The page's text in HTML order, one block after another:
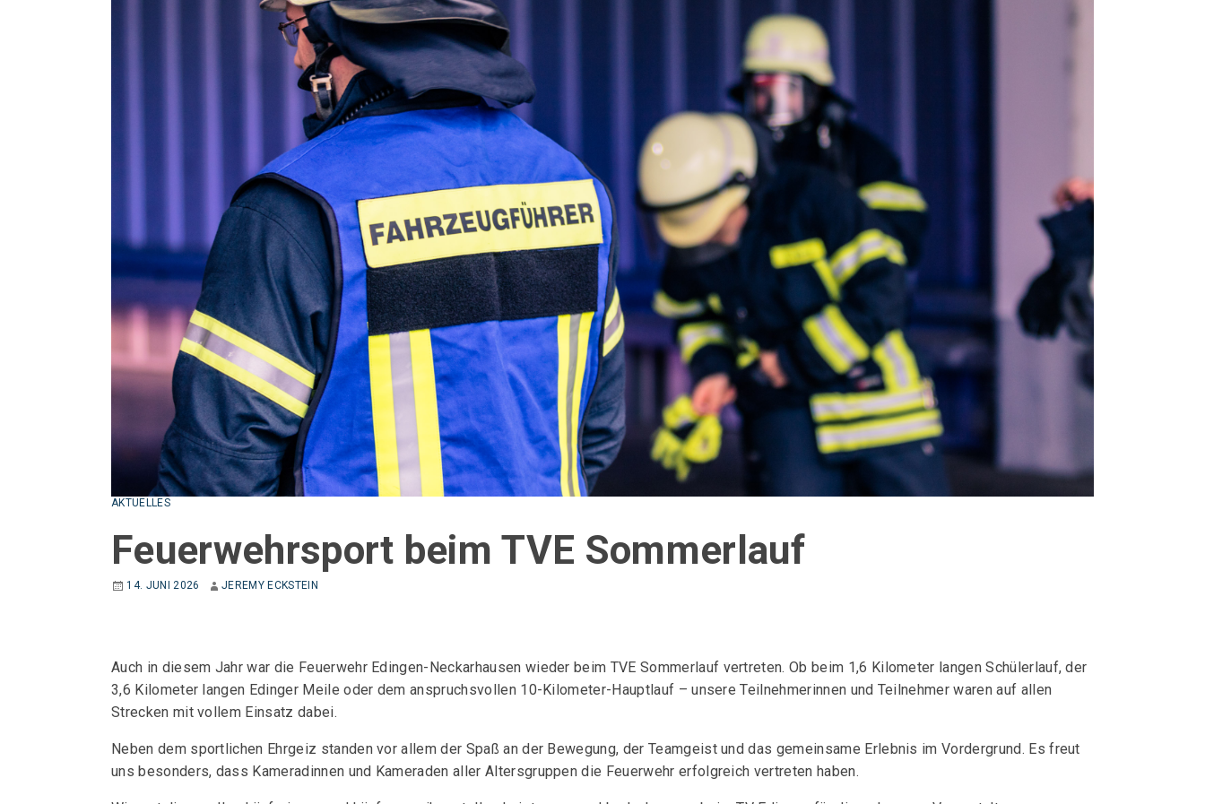
AKTUELLES
Feuerwehrsport beim TVE Sommerlauf
14. JUNI 2026 JEREMY ECKSTEIN
Auch in diesem Jahr war die Feuerwehr Edingen-Neckarhausen wieder beim TVE Sommerlauf vertreten. Ob beim 1,6 Kilometer langen Schülerlauf, der
3,6 Kilometer langen Edinger Meile oder dem anspruchsvollen 10-Kilometer-Hauptlauf – unsere Teilnehmerinnen und Teilnehmer waren auf allen
Strecken mit vollem Einsatz dabei.
Neben dem sportlichen Ehrgeiz standen vor allem der Spaß an der Bewegung, der Teamgeist und das gemeinsame Erlebnis im Vordergrund. Es freut
uns besonders, dass Kameradinnen und Kameraden aller Altersgruppen die Feuerwehr erfolgreich vertreten haben.